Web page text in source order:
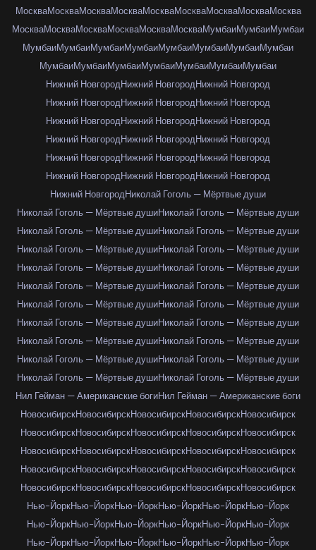
МоскваМоскваМоскваМоскваМоскваМоскваМоскваМоскваМосква
МоскваМоскваМоскваМоскваМоскваМоскваМумбаиМумбаиМумбаи
МумбаиМумбаиМумбаиМумбаиМумбаиМумбаиМумбаиМумбаи
МумбаиМумбаиМумбаиМумбаиМумбаиМумбаиМумбаи
Нижний НовгородНижний НовгородНижний Новгород
Нижний НовгородНижний НовгородНижний Новгород
Нижний НовгородНижний НовгородНижний Новгород
Нижний НовгородНижний НовгородНижний Новгород
Нижний НовгородНижний НовгородНижний Новгород
Нижний НовгородНижний НовгородНижний Новгород
Нижний НовгородНиколай Гоголь — Мёртвые души
Николай Гоголь — Мёртвые душиНиколай Гоголь — Мёртвые души
Николай Гоголь — Мёртвые душиНиколай Гоголь — Мёртвые души
Николай Гоголь — Мёртвые душиНиколай Гоголь — Мёртвые души
Николай Гоголь — Мёртвые душиНиколай Гоголь — Мёртвые души
Николай Гоголь — Мёртвые душиНиколай Гоголь — Мёртвые души
Николай Гоголь — Мёртвые душиНиколай Гоголь — Мёртвые души
Николай Гоголь — Мёртвые душиНиколай Гоголь — Мёртвые души
Николай Гоголь — Мёртвые душиНиколай Гоголь — Мёртвые души
Николай Гоголь — Мёртвые душиНиколай Гоголь — Мёртвые души
Николай Гоголь — Мёртвые душиНиколай Гоголь — Мёртвые души
Нил Гейман — Американские богиНил Гейман — Американские боги
НовосибирскНовосибирскНовосибирскНовосибирскНовосибирск
НовосибирскНовосибирскНовосибирскНовосибирскНовосибирск
НовосибирскНовосибирскНовосибирскНовосибирскНовосибирск
НовосибирскНовосибирскНовосибирскНовосибирскНовосибирск
НовосибирскНовосибирскНовосибирскНовосибирскНовосибирск
Нью-ЙоркНью-ЙоркНью-ЙоркНью-ЙоркНью-ЙоркНью-Йорк
Нью-ЙоркНью-ЙоркНью-ЙоркНью-ЙоркНью-ЙоркНью-Йорк
Нью-ЙоркНью-ЙоркНью-ЙоркНью-ЙоркНью-ЙоркНью-Йорк